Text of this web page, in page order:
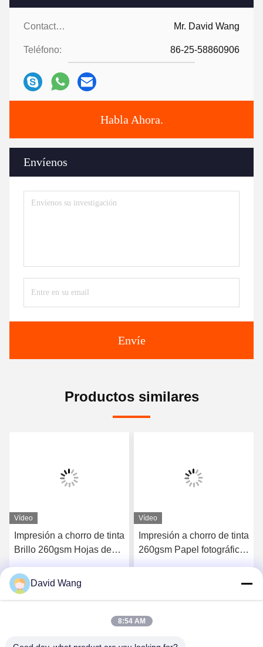
Contactos: Mr. David Wang
Teléfono: 86-25-58860906
Habla Ahora.
Envíenos
Envíe
Productos similares
Vídeo
Impresión a chorro de tinta
Brillo 260gsm Hojas de
recubiertas de resina Para
Canon EpsonHabla Ahora.
Vídeo
Impresión a chorro de tinta
260gsm Papel fotográfico
David Wang
8:54 AM